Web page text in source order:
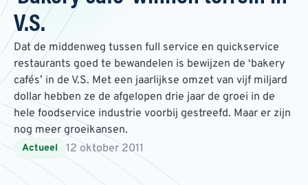
V.S.
Dat de middenweg tussen full service en quickservice
restaurants goed te bewandelen is bewijzen de ‘bakery
cafés’ in de V.S. Met een jaarlijkse omzet van vijf miljard
dollar hebben ze de afgelopen drie jaar de groei in de
hele foodservice industrie voorbij gestreefd. Maar er zijn
nog meer groeikansen.
Actueel 12 oktober 2011